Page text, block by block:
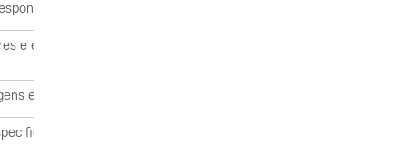
pelo registro de origem com o RP.
e é responsável por criar o estado multicast após saber o
e destinatários inicialmente.
a origem antecipadamente.